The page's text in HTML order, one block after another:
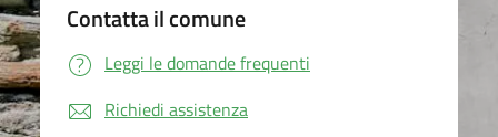
Contatta il comune
Leggi le domande frequenti
Richiedi assistenza